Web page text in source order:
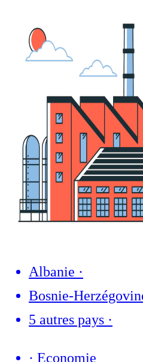
Albanie ·
Bosnie-
5 autres pays ·
· Economie